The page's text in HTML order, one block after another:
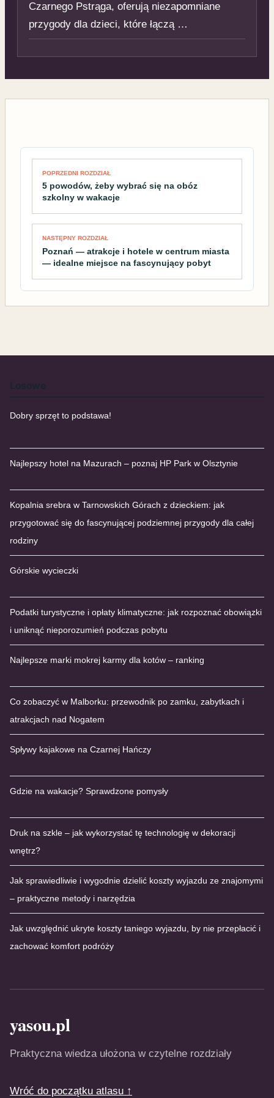
Czarnego Pstrąga, oferują niezapomniane
przygody dla dzieci, które łączą …
Nawigacja wpisu
POPRZEDNI ROZDZIAŁ
5 powodów, żeby wybrać się na obóz
szkolny w wakacje
NASTĘPNY ROZDZIAŁ
Poznań — atrakcje i hotele w centrum miasta
— idealne miejsce na fascynujący pobyt
Losowe
Dobry sprzęt to podstawa!
Najlepszy hotel na Mazurach – poznaj HP Park w Olsztynie
Kopalnia srebra w Tarnowskich Górach z dzieckiem: jak
przygotować się do fascynującej podziemnej przygody dla całej
rodziny
Górskie wycieczki
Podatki turystyczne i opłaty klimatyczne: jak rozpoznać obowiązki
i uniknąć nieporozumień podczas pobytu
Najlepsze marki mokrej karmy dla kotów – ranking
Co zobaczyć w Malborku: przewodnik po zamku, zabytkach i
atrakcjach nad Nogatem
Spływy kajakowe na Czarnej Hańczy
Gdzie na wakacje? Sprawdzone pomysły
Druk na szkle – jak wykorzystać tę technologię w dekoracji
wnętrz?
Jak sprawiedliwie i wygodnie dzielić koszty wyjazdu ze znajomymi
– praktyczne metody i narzędzia
Jak uwzględnić ukryte koszty taniego wyjazdu, by nie przepłacić i
zachować komfort podróży
yasou.pl
Praktyczna wiedza ułożona w czytelne rozdziały
Wróć do początku atlasu ↑